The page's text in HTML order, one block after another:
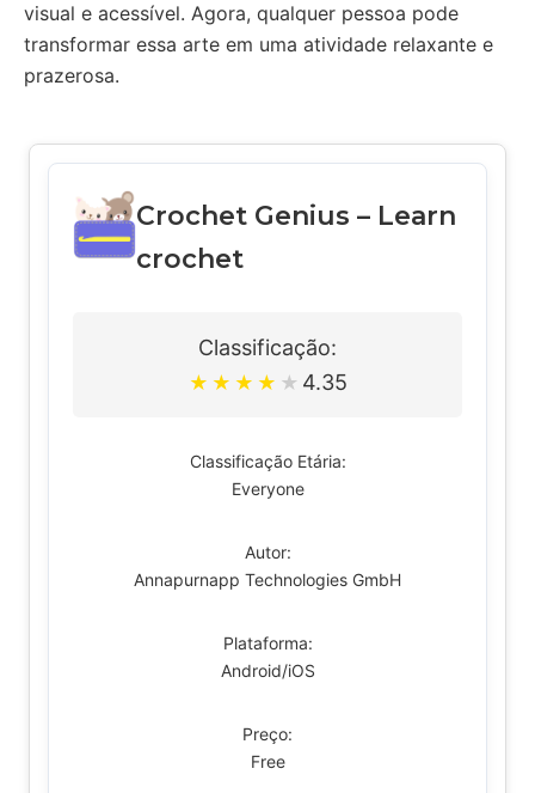
visual e acessível. Agora, qualquer pessoa pode
transformar essa arte em uma atividade relaxante e
prazerosa.
Crochet Genius – Learn
crochet
Classificação:
★ ★ ★ ★ ★ 4.35
Classificação Etária:
Everyone
Autor:
Annapurnapp Technologies GmbH
Plataforma:
Android/iOS
Preço:
Free